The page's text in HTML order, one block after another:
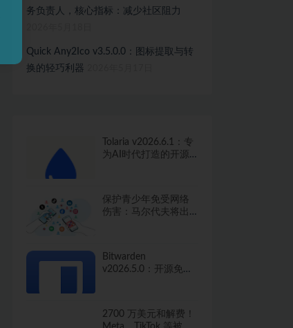
务负责人，核心指标：减少社区阻力
Quick Any2Ico v3.5.0.0：图标提取与转
换的轻巧利器
Tolaria v2026.6.1：专
为AI时代打造的开源
保护青少年免受网络
伤害：马尔代夫将出
Bitwarden
v2026.5.0：开源免费
2700 万美元和解费！